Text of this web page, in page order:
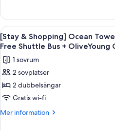
10,000
Suite
+
Free
Shuttle
Bus
+
OliveYoung
Coupon
KRW
10,000
&
Shopping]
Sun
Tower
Suite
+
Shuttle
Bus
OliveYoung
Öppna
alla
foton
för
[Stay
&
Shopping]
Ocean
4
[Stay & Shopping] Ocean
Free Shuttle Bus + OliveYoung
1 sovrum
2 sovplatser
2 dubbelsängar
Gratis wi-fi
Mer information
Mer